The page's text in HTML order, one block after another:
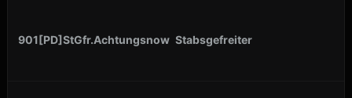
901[PD]StGfr.Achtungsnow Stabsgefreiter